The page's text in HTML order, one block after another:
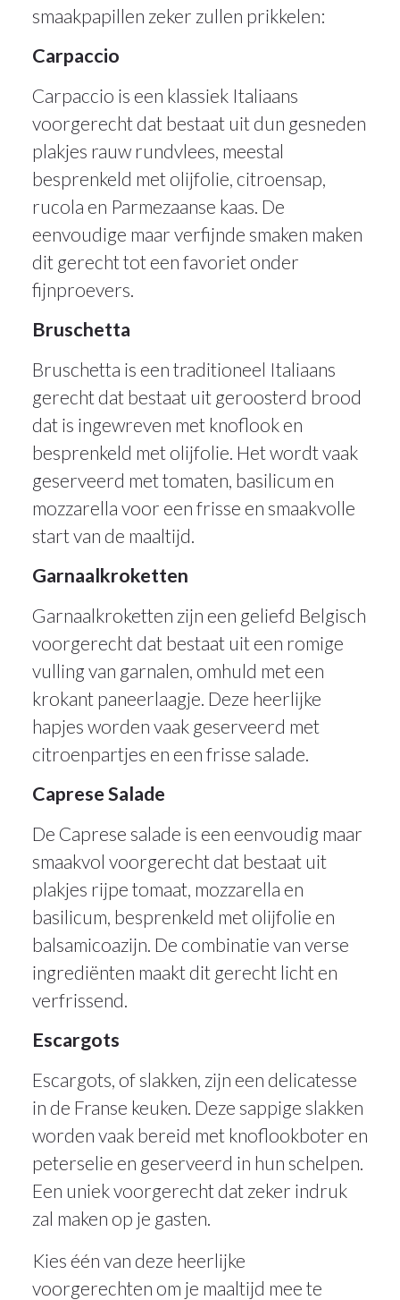
smaakpapillen zeker zullen prikkelen:
Carpaccio
Carpaccio is een klassiek Italiaans
voorgerecht dat bestaat uit dun gesneden
plakjes rauw rundvlees, meestal
besprenkeld met olijfolie, citroensap,
rucola en Parmezaanse kaas. De
eenvoudige maar verfijnde smaken maken
dit gerecht tot een favoriet onder
fijnproevers.
Bruschetta
Bruschetta is een traditioneel Italiaans
gerecht dat bestaat uit geroosterd brood
dat is ingewreven met knoflook en
besprenkeld met olijfolie. Het wordt vaak
geserveerd met tomaten, basilicum en
mozzarella voor een frisse en smaakvolle
start van de maaltijd.
Garnaalkroketten
Garnaalkroketten zijn een geliefd Belgisch
voorgerecht dat bestaat uit een romige
vulling van garnalen, omhuld met een
krokant paneerlaagje. Deze heerlijke
hapjes worden vaak geserveerd met
citroenpartjes en een frisse salade.
Caprese Salade
De Caprese salade is een eenvoudig maar
smaakvol voorgerecht dat bestaat uit
plakjes rijpe tomaat, mozzarella en
basilicum, besprenkeld met olijfolie en
balsamicoazijn. De combinatie van verse
ingrediënten maakt dit gerecht licht en
verfrissend.
Escargots
Escargots, of slakken, zijn een delicatesse
in de Franse keuken. Deze sappige slakken
worden vaak bereid met knoflookboter en
peterselie en geserveerd in hun schelpen.
Een uniek voorgerecht dat zeker indruk
zal maken op je gasten.
Kies één van deze heerlijke
voorgerechten om je maaltijd mee te